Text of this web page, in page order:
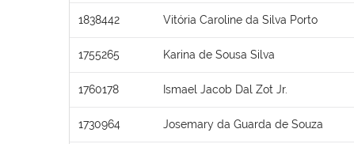
1838442 Vitória Caroline da Silva Porto
1755265 Karina de Sousa Silva
1760178 Ismael Jacob Dal Zot Jr.
1730964 Josemary da Guarda de Souza